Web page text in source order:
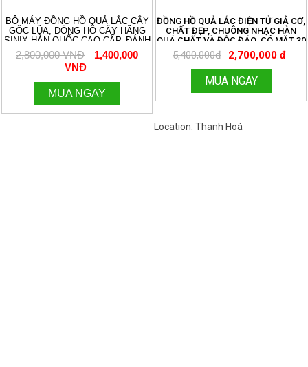
BỘ MÁY ĐỒNG HỒ QUẢ LẮC CÂY
GỐC LŨA, ĐỒNG HỒ CÂY HÃNG
SINIX HÀN QUỐC CAO CẤP, ĐÁNH
3 BẢN NHẠC CHUÔNG CỔ ĐIỂN
AVEMARIA, WESTMINTER, ĐIỂM
CHUÔNG. ÂM THANH DU DƯƠNG
CM. 096.188.2921
2,800,000 VNĐ
1,400,000
VNĐ
MUA NGAY
ĐỒNG HỒ QUẢ LẮC ĐIỆN TỬ GIẢ CƠ,
CHẤT ĐẸP, CHUÔNG NHẠC HÀN
QUÁ CHẤT VÀ ĐỘC ĐÁO. CÓ MẶT 30
VÀ 32 ĐỦ BỘ
5,400,000đ 2,700,000 đ
MUA NGAY
Location: Thanh Hoá